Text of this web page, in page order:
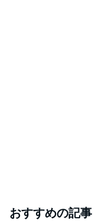
おすすめの記事